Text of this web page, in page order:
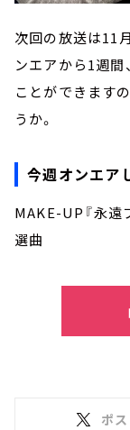
次回の放送は11
ンエアから1週
ことができます
うか。
今週オンエア
MAKE-UP『永遠
選曲
ポス